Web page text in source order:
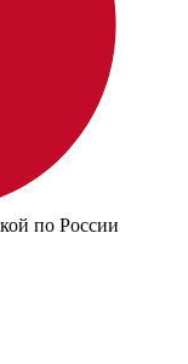
по России